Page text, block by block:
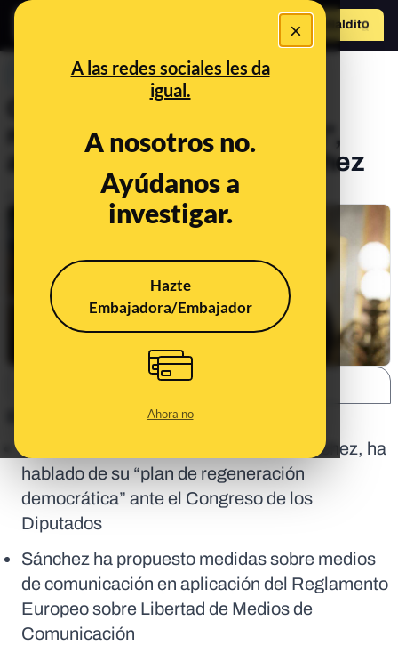
×
A las redes sociales les da
igual.
A nosotros no.
Ayúdanos a
investigar.
Hazte
Embajadora/Embajador
Ahora no
Hazte Maldito
PREBUNKING
Claves del "plan de
regeneración democrática",
anunciado por Pedro Sánchez
Jul 17, 2024, 2:30:25 PM
El presidente del Gobierno, Pedro Sánchez, ha
hablado de su “plan de regeneración
democrática” ante el Congreso de los
Diputados
Sánchez ha propuesto medidas sobre medios
de comunicación en aplicación del Reglamento
Europeo sobre Libertad de Medios de
Comunicación